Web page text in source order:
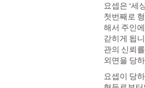
요셉은 ‘세
첫번째로
해서 주인
갇히게 됩
관의 신뢰
외면을 당
요셉이 당